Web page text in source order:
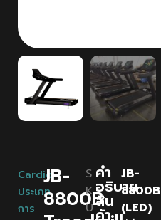
Cardio,
ประเภท
การ
JB-
8800B
S
K
U
คํา
อธิบาย
สิน
ค้า
JB-
8800B
(LED)